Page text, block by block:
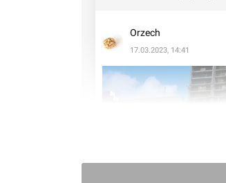
Orzech
17.03.2023, 14:41